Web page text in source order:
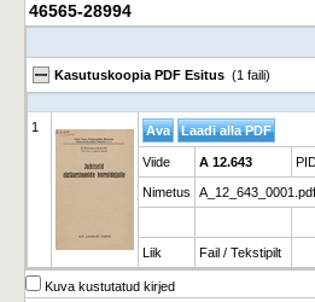
46565-28994
Kasutuskoopia PDF Esitus (1 faili)
1
Viide A 12.643
Nimetus A_12_643_0001.pdf
Liik Fail / Tekstipilt
Kuva kustutatud kirjed